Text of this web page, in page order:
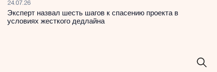
24.07.26
Эксперт назвал шесть шагов к спасению проекта в
условиях жесткого дедлайна